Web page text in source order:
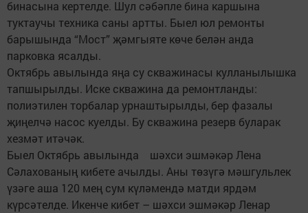
бинасына кертелде. Шул сәбәпле бина каршына
туктаучы техника саны артты. Быел юл ремонты
барышында “Мост” җәмгыяте көче белән анда
парковка ясалды.
Октябрь авылында яңа су скважинасы кулланылышка
тапшырылды. Иске скважина да ремонтланды:
полиэтилен торбалар урнаштырылды, бер фазалы
җиңелчә насос куелды. Бу скважина резерв буларак
хезмәт итәчәк.
Быел Октябрь авылында шәхси эшмәкәр Лена
Сәлахованың кибете ачылды. Аны төзүгә мәшгульлек
үзәге аша 120 мең сум күләмендә матди ярдәм
күрсәтелде. Икенче кибет – шәхси эшмәкәр Ленар